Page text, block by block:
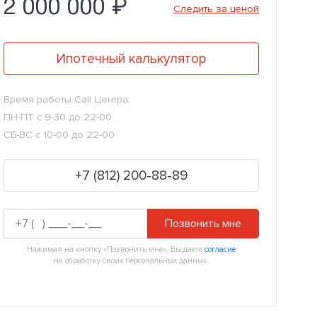
2 000 000 ₽ Следить за ценой
Ипотечный калькулятор
Время работы Call Центра:
ПН-ПТ с 9-30 до 22-00
СБ-ВС с 10-00 до 22-00
+7 (812) 200-88-89
Позвонить мне
Нажимая на кнопку «Позвонить мне», Вы даете согласие
на обработку своих персональных данных.